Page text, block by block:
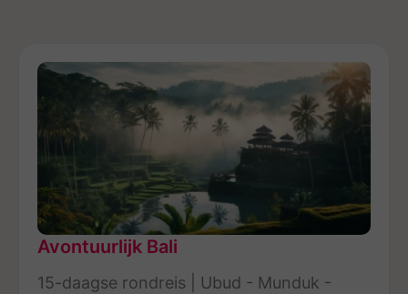
Avontuurlijk Bali
15-daagse rondreis | Ubud - Munduk -